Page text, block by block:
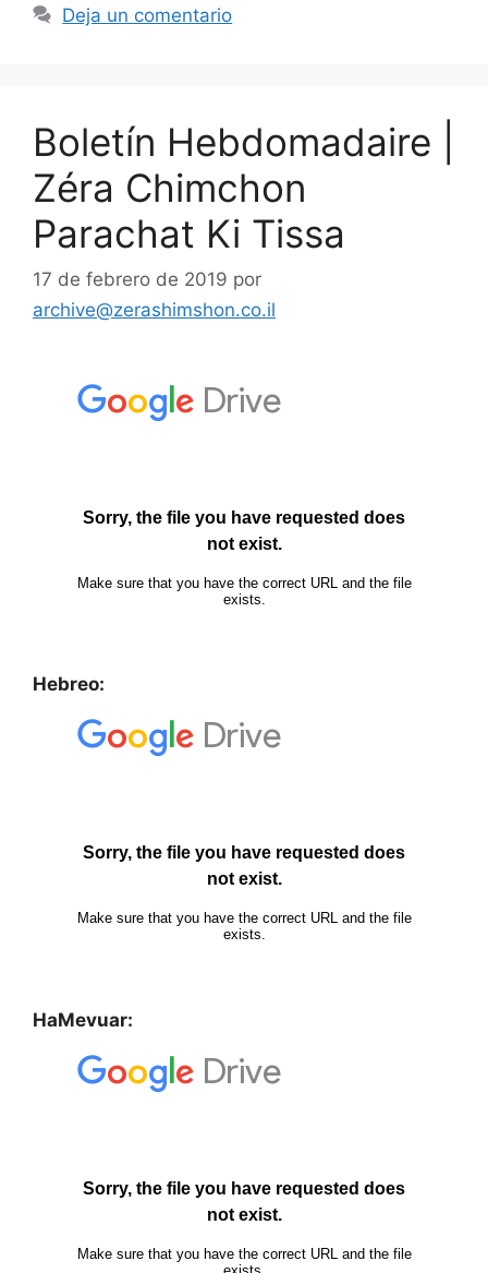
Deja un comentario
Boletín Hebdomadaire |
Zéra Chimchon
Parachat Ki Tissa
17 de febrero de 2019 por
archive@zerashimshon.co.il
Hebreo:
HaMevuar: